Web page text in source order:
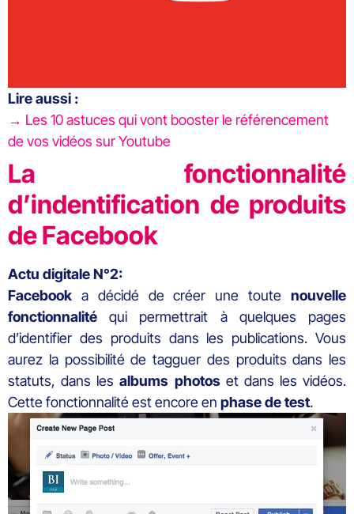
Lire aussi :
→ Les 10 astuces qui vont booster le référencement
de vos vidéos sur Youtube
La fonctionnalité
d’indentification de produits
de Facebook
Actu digitale N°2:
Facebook a décidé de créer une toute nouvelle
fonctionnalité qui permettrait à quelques pages
d’identifier des produits dans les publications. Vous
aurez la possibilité de tagguer des produits dans les
statuts, dans lesalbums photoset dans les vidéos.
Cette fonctionnalité est encore en phase de test.